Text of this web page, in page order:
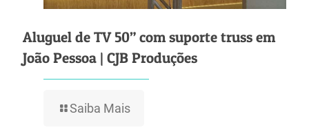
Aluguel de TV 50” com suporte truss em
João Pessoa | CJB Produções
Saiba Mais